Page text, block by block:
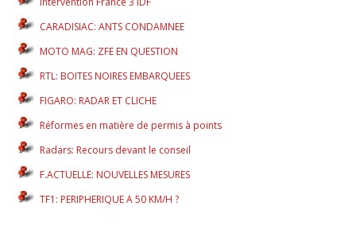
CARADISIAC: ANTS CONDAMNEE
MOTO MAG: ZFE EN QUESTION
RTL: BOITES NOIRES EMBARQUEES
FIGARO: RADAR ET CLICHE
Réformes en matière de permis à points
Radars: Recours devant le conseil
F.ACTUELLE: NOUVELLES MESURES
TF1: PERIPHERIQUE A 50 KM/H ?